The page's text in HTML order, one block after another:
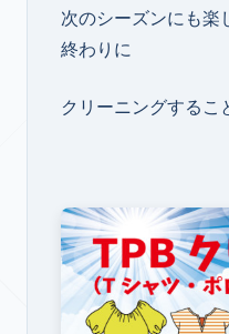
次のシーズンにも楽
終わりに
クリーニングするこ